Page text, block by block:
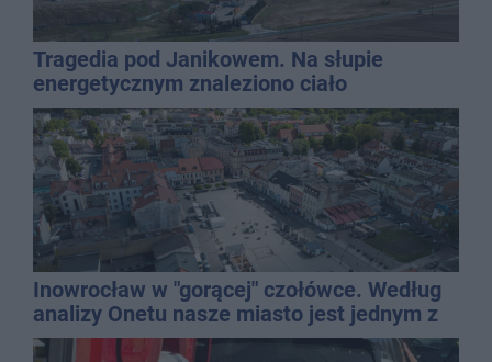
Tragedia pod Janikowem. Na słupie
energetycznym znaleziono ciało
mężczyzny
Inowrocław w "gorącej" czołówce. Według
analizy Onetu nasze miasto jest jednym z
najbardziej narażonych na upały